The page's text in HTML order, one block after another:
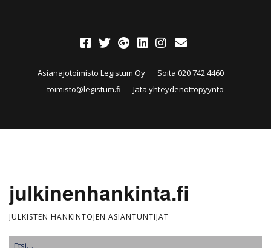
Asianajotoimisto Legistum Oy
Soita 020 742 4460
toimisto@legistum.fi
Jätä yhteydenottopyyntö
julkinenhankinta.fi
JULKISTEN HANKINTOJEN ASIANTUNTIJAT